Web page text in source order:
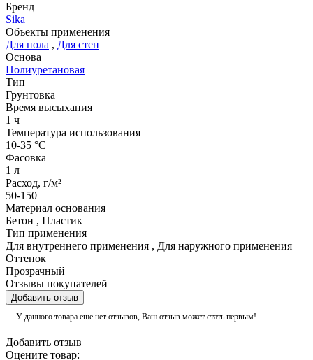
Бренд
Sika
Объекты применения
Для пола , Для стен
Основа
Полиуретановая
Тип
Грунтовка
Время высыхания
1 ч
Температура использования
10-35 °С
Фасовка
1 л
Расход, г/м²
50-150
Материал основания
Бетон , Пластик
Тип применения
Для внутреннего применения , Для наружного применения
Оттенок
Прозрачный
Отзывы покупателей
Добавить отзыв
У данного товара еще нет отзывов, Ваш отзыв может стать первым!
Добавить отзыв
Оцените товар: